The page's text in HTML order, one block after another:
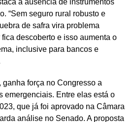
“Sem seguro rural robusto e
de safra vira problema
descoberto e isso aumenta o
inclusive para bancos e
ganha força no Congresso a
emergenciais. Entre elas está o
que já foi aprovado na Câmara
análise no Senado. A proposta